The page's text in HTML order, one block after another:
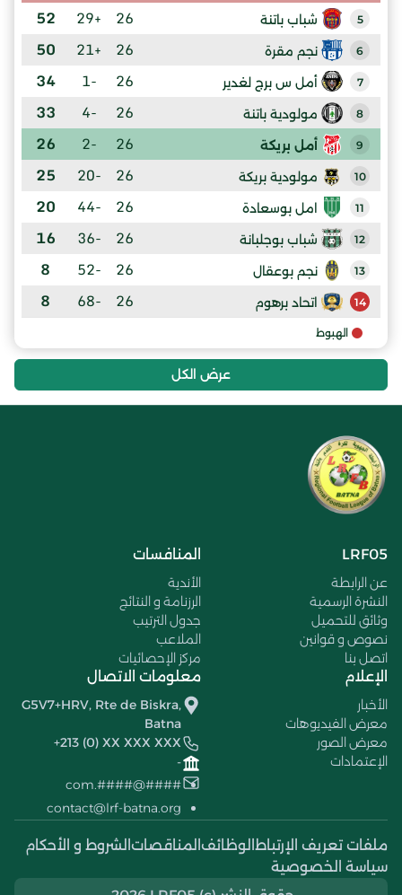
5 شباب باتنة 26
+29
52
6 نجم مقرة 26
+21
50
7 أمل س برج لغدير 26
-1
34
8 مولودية باتنة 26
-4
33
9 أمل بريكة 26
-2
26
10 مولودية بريكة 26
-20
25
11 امل بوسعادة 26
-44
20
12 شباب بوجلبانة 26
-36
16
13 نجم بوعقال 26
-52
8
14 اتحاد برهوم 26
-68
8
الهبوط
عرض الكل
LRF05
عن الرابطة
النشرة الرسمية
وثائق للتحميل
نصوص و قوانين
اتصل بنا
المنافسات
الأندية
الرزنامة و النتائج
جدول الترتيب
الملاعب
مركز الإحصائيات
الإعلام
الأخبار
معرض الفيديوهات
معرض الصور
الإعتمادات
معلومات الاتصال
G5V7+HRV, Rte de Biskra,
Batna
+213 (0) XX XXX XXX
-
####@####.com
contact@lrf-batna.org
ملفات تعريف الإرتباط الوظائف المناقصات الشروط و الأحكام
سياسة الخصوصية